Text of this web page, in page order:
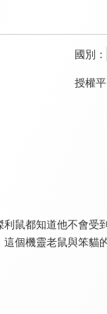
國別：
授權平
鼠都知道他不會受
個機靈老鼠與笨貓